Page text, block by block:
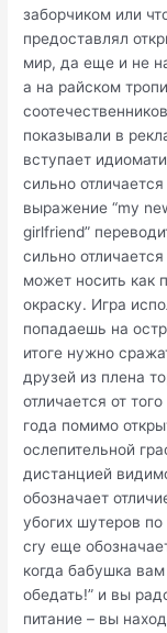
заборчиком или
предоставлял
мир, да еще и не
а на райском
показывали в
вступает
сильно
выражение “my
girlfriend”
сильно
может носить как
окраску. Игра
попадаешь на
итоге нужно
друзей из плена
отличается от
года помимо
ослепительной
дистанцией
обозначает
убогих шутеров
cry еще
когда бабушка
обедать!” и вы
питание – вы